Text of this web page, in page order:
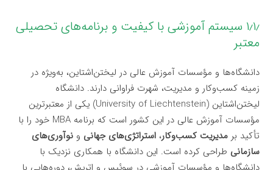
۱٫۱٫ سیستم آموزشی با کیفیت و برنامه‌های تحصیلی
معتبر
دانشگاه‌ها و مؤسسات آموزش عالی در لیختن‌اشتاین، به‌ویژه در
زمینه کسب‌وکار و مدیریت، شهرت فراوانی دارند. دانشگاه
لیختن‌اشتاین (University of Liechtenstein) یکی از معتبرترین
مؤسسات آموزش عالی در این کشور است که برنامه MBA خود را با
تأکید برمدیریت کسب‌وکار،استراتژی‌های جهانی ونوآوری‌های
سازمانی طراحی کرده است. این دانشگاه با همکاری نزدیک با